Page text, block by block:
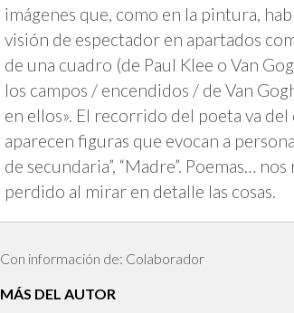
imágenes que, como en la pintura,
visión de espectador en apartados
de una cuadro (de Paul Klee o Van
los campos / encendidos / de Van
en ellos». El recorrido del poeta va
aparecen figuras que evocan a
de secundaria”, “Madre”. Poemas…
perdido al mirar en detalle las cosas.
Con información de: Colaborador
MÁS DEL AUTOR